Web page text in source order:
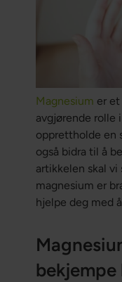
Magnesium er
avgjørende rolle
opprettholde en
også bidra til å
artikkelen skal
magnesium er
hjelpe deg med
bekjempe